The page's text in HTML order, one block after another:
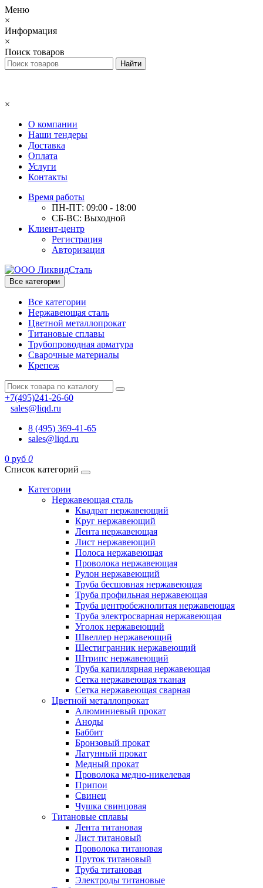
Меню
×
Информация
×
Поиск товаров
×
О компании
Наши тендеры
Доставка
Оплата
Услуги
Контакты
Время работы
ПН-ПТ: 09:00 - 18:00
СБ-ВС: Выходной
Клиент-центр
Регистрация
Авторизация
Все категории
Все категории
Нержавеющая сталь
Цветной металлопрокат
Титановые сплавы
Трубопроводная арматура
Сварочные материалы
Крепеж
+7(495)241-26-60
sales@liqd.ru
8 (495) 369-41-65
sales@liqd.ru
0 руб 0
Список категорий
Категории
Нержавеющая сталь
Квадрат нержавеющий
Круг нержавеющий
Лента нержавеющая
Лист нержавеющий
Полоса нержавеющая
Проволока нержавеющая
Рулон нержавеющий
Труба бесшовная нержавеющая
Труба профильная нержавеющая
Труба центробежнолитая нержавеющая
Труба электросварная нержавеющая
Уголок нержавеющий
Швеллер нержавеющий
Шестигранник нержавеющий
Штрипс нержавеющий
Труба капиллярная нержавеющая
Сетка нержавеющая тканая
Сетка нержавеющая сварная
Цветной металлопрокат
Алюминиевый прокат
Аноды
Баббит
Бронзовый прокат
Латунный прокат
Медный прокат
Проволока медно-никелевая
Припои
Свинец
Чушка свинцовая
Титановые сплавы
Лента титановая
Лист титановый
Проволока титановая
Пруток титановый
Труба титановая
Электроды титановые